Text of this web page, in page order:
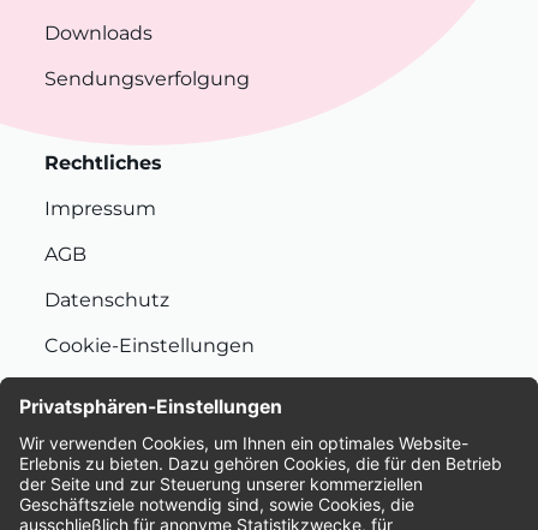
Downloads
Sendungsverfolgung
Rechtliches
Impressum
AGB
Datenschutz
Cookie-Einstellungen
Bewertungen